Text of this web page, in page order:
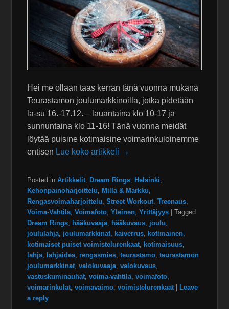
Hei me ollaan taas kerran tänä vuonna mukana
Teurastamon joulumarkkinoilla, jotka pidetään
la-su 16.-17.12. – lauantaina klo 10-17 ja
sunnuntaina klo 11-16! Tänä vuonna meidät
löytää puisine kotimaisine voimarinkuloinemme
entisen Lue koko artikkeli →
Posted in Artikkelit, Dream Rings, Helsinki,
Kehonpainoharjoittelu, Milla & Markku,
Rengasvoimaharjoittelu,Street Workout,Treenaus,
Voima-Vahtila,Voimafoto,Yleinen,Yrittäjyys |Tagged
Dream Rings, hääkuvaaja, hääkuvaus, joulu,
joululahja, joulumarkkinat, kaiverrus, kotimainen,
kotimaiset puiset voimistelurenkaat, kotimaisuus,
lahja, lahjaidea, rengasmies,teurastamo,teurastamon
joulumarkkinat,valokuvaaja,valokuvaus,
vastuskuminauhat,voima-vahtila,voimafoto,
voimarinkulat,voimavaimo,voimistelurenkaat
Leave
a reply